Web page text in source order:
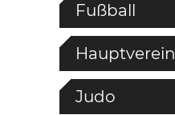
Fußball
Hauptverein
Judo